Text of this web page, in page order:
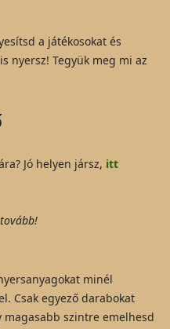
a játékosokat és
nyersz! Tegyük meg mi az
Jó helyen jársz, itt
minél
Csak egyező darabokat
magasabb szintre emelhesd